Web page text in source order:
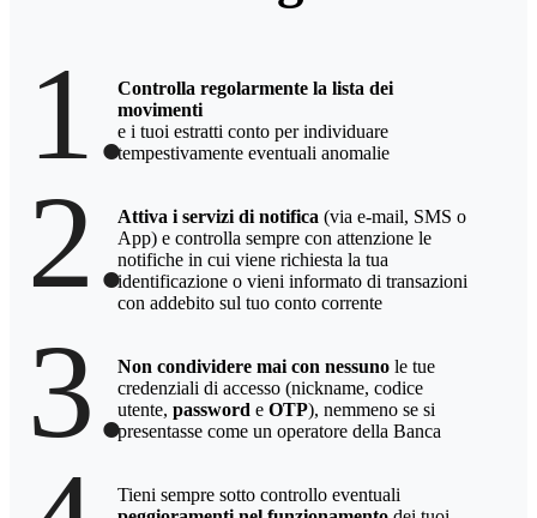
1.Controlla regolarmente la lista dei
movimenti
e i tuoi estratti conto per individuare
tempestivamente eventuali anomalie
2.Attiva i servizi di notifica (via e-mail, SMS o
App) e controlla sempre con attenzione le
notifiche in cui viene richiesta la tua
identificazione o vieni informato di transazioni
con addebito sul tuo conto corrente
3.Non condividere mai con nessuno le tue
credenziali di accesso (nickname, codice
utente, password e OTP), nemmeno se si
presentasse come un operatore della Banca
Tieni sempre sotto controllo eventuali